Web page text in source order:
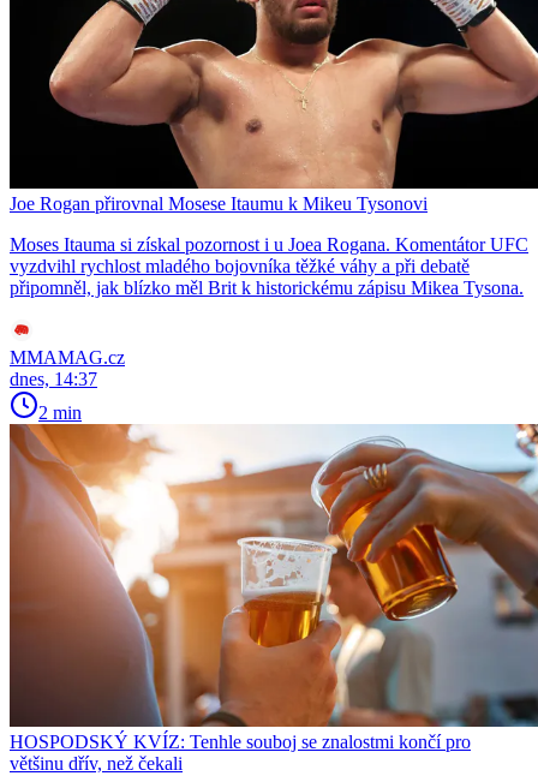
Joe Rogan přirovnal Mosese Itaumu k Mikeu Tysonovi
Moses Itauma si získal pozornost i u Joea Rogana. Komentátor UFC
vyzdvihl rychlost mladého bojovníka těžké váhy a při debatě
připomněl, jak blízko měl Brit k historickému zápisu Mikea Tysona.
MMAMAG.cz
dnes, 14:37
2 min
HOSPODSKÝ KVÍZ: Tenhle souboj se znalostmi končí pro
většinu dřív, než čekali